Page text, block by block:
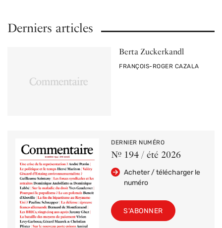
Derniers articles
Berta Zuckerkandl
PAR
FRANÇOIS-ROGER CAZALA
DERNIER NUMÉRO
Nº 194 / été 2026
Acheter / télécharger le
numéro
S'ABONNER